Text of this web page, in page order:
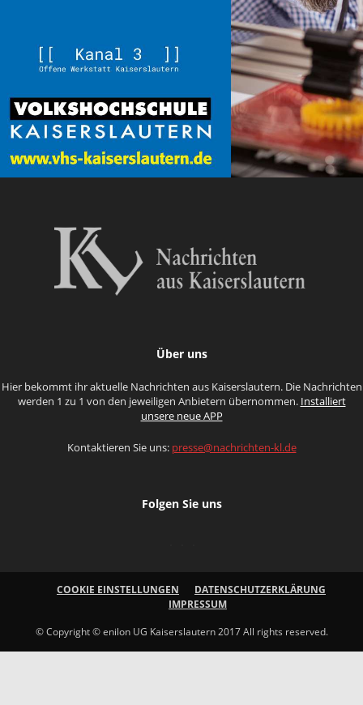
Über uns
Hier bekommt ihr aktuelle Nachrichten aus Kaiserslautern. Die Nachrichten
werden 1 zu 1 von den jeweiligen Anbietern übernommen. Installiert
unsere neue APP
Kontaktieren Sie uns: presse@nachrichten-kl.de
Folgen Sie uns
COOKIE EINSTELLUNGEN
DATENSCHUTZERKLÄRUNG
IMPRESSUM
© Copyright © enilon UG Kaiserslautern 2017 All rights reserved.